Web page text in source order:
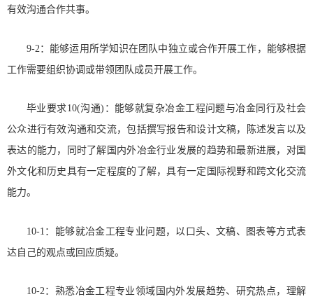
有效沟通合作共事。
9-2：能够运用所学知识在团队中独立或合作开展工作，能够根据
工作需要组织协调或带领团队成员开展工作。
毕业要求10(沟通)：能够就复杂冶金工程问题与冶金同行及社会
公众进行有效沟通和交流，包括撰写报告和设计文稿，陈述发言以及
表达的能力，同时了解国内外冶金行业发展的趋势和最新进展，对国
外文化和历史具有一定程度的了解，具有一定国际视野和跨文化交流
能力。
10-1：能够就冶金工程专业问题，以口头、文稿、图表等方式表
达自己的观点或回应质疑。
10-2：熟悉冶金工程专业领域国内外发展趋势、研究热点，理解